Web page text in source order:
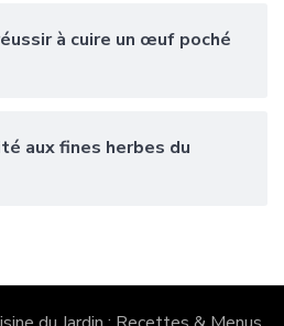
à cuire un œuf poché
aux fines herbes du